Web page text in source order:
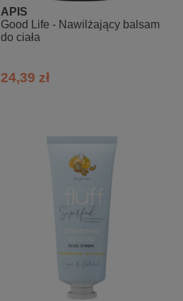
APIS
Good Life - Nawilżający balsam
do ciała
24,39 zł